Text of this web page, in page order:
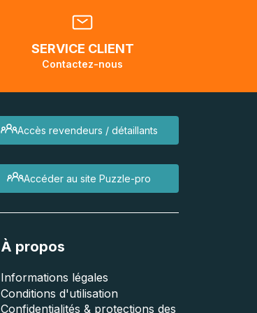
SERVICE CLIENT
Contactez-nous
Accès revendeurs / détaillants
Accéder au site Puzzle-pro
À propos
Informations légales
Conditions d'utilisation
Confidentialités & protections des